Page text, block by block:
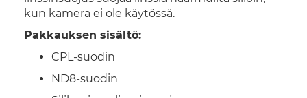
kun kamera ei ole käytössä.
Pakkauksen sisältö:
CPL-suodin
ND8-suodin